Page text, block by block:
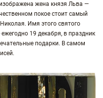
жена князя Льва —
покое стоит самый
Имя этого святого
19 декабря, в праздник
подарки. В самом